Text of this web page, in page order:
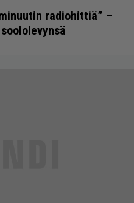
radiohittiä” –